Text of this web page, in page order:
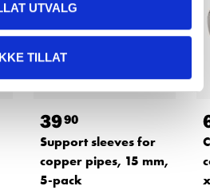
UTVALG
TILLAT
3990
Support sleeves for
copper pipes, 15 mm,
5-pack